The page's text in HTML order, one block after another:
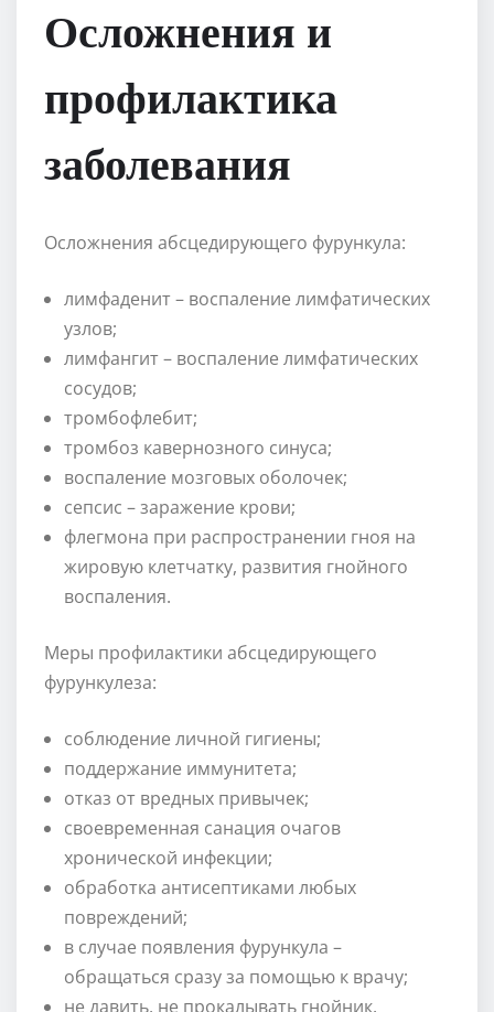
Осложнения и
профилактика
заболевания
Осложнения абсцедирующего фурункула:
лимфаденит – воспаление лимфатических
узлов;
лимфангит – воспаление лимфатических
сосудов;
тромбофлебит;
тромбоз кавернозного синуса;
воспаление мозговых оболочек;
сепсис – заражение крови;
флегмона при распространении гноя на
жировую клетчатку, развития гнойного
воспаления.
Меры профилактики абсцедирующего
фурункулеза:
соблюдение личной гигиены;
поддержание иммунитета;
отказ от вредных привычек;
своевременная санация очагов
хронической инфекции;
обработка антисептиками любых
повреждений;
в случае появления фурункула –
обращаться сразу за помощью к врачу;
не давить, не прокалывать гнойник.